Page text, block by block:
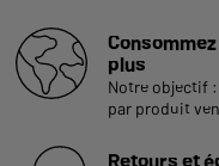
plus
Notre objectif
par produit
Retours et